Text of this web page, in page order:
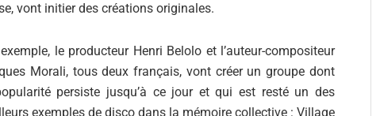
vont initier des créations originales.
le producteur Henri Belolo et l’auteur-compositeur
Morali, tous deux français, vont créer un groupe dont
persiste jusqu’à ce jour et qui est resté un des
exemples de disco dans la mémoire collective : Village